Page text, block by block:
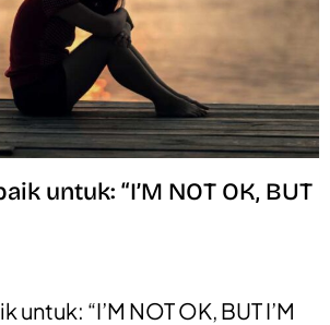
untuk: “I’M NOT OK, BUT
untuk: “I’M NOT OK, BUT I’M